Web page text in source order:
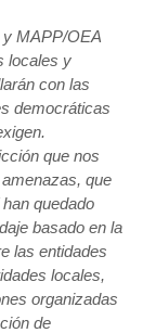
y MAPP/OEA
locales y
con las
democráticas
que nos
que
quedado
basado en la
las entidades
locales,
organizadas
de